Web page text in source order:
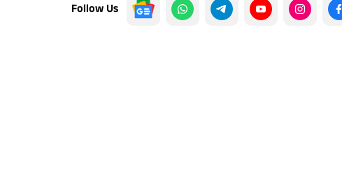
Follow Us